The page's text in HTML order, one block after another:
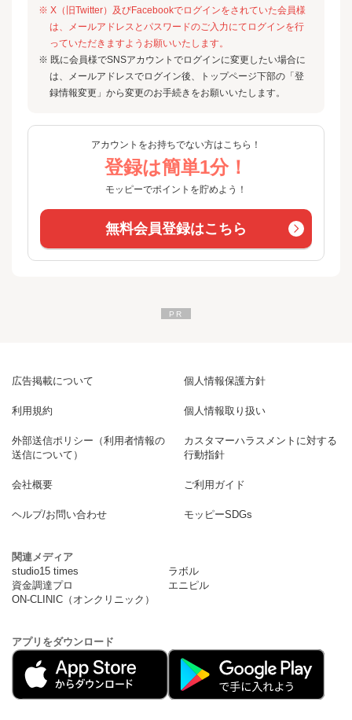
※ X（旧Twitter）及びFacebookでログインをされていた会員様
は、メールアドレスとパスワードのご入力にてログインを行
っていただきますようお願いいたします。
※ 既に会員様でSNSアカウントでログインに変更したい場合に
は、メールアドレスでログイン後、トップページ下部の「登
録情報変更」から変更のお手続きをお願いいたします。
アカウントをお持ちでない方はこちら！
登録は簡単1分！
モッピーでポイントを貯めよう！
無料会員登録はこちら
広告掲載について 個人情報保護方針
利用規約 個人情報取り扱い
外部送信ポリシー（利用者情報の
送信について）
カスタマーハラスメントに対する
行動指針
会社概要 ご利用ガイド
ヘルプ/お問い合わせ モッピーSDGs
関連メディア
studio15 times
ラボル
資金調達プロ
エニピル
ON-CLINIC（オンクリニック）
アプリをダウンロード